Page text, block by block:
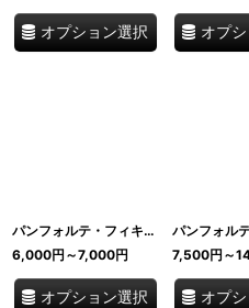
オプション選択 オプ
パンフォルテ・フィキ&ノーチ シエナ発祥 イタリア伝統菓子 いちじく&くるみ 直輸入 Antichi Dolci di Siena イタリア
6,000円 ～7,000円
オプション選択
7,500円 ～
オプ